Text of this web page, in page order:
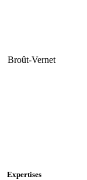
Broût-Vernet
Expertises